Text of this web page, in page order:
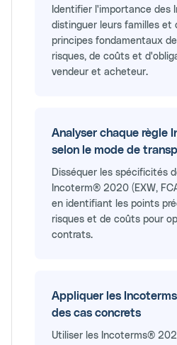
Identifier l'importance des
distinguer leurs familles et
principes fondamentaux
risques, de coûts et
vendeur et acheteur.
Analyser chaque règle
selon le mode de
Disséquer les spécificités
Incoterm® 2020 (EXW,
en identifiant les points
risques et de coûts pour
contrats.
Appliquer les
des cas concrets
Utiliser les Incoterms®